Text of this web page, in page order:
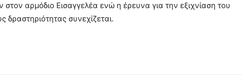
αρμόδιο Εισαγγελέα ενώ η έρευνα για την εξιχνίαση του
δραστηριότητας συνεχίζεται.